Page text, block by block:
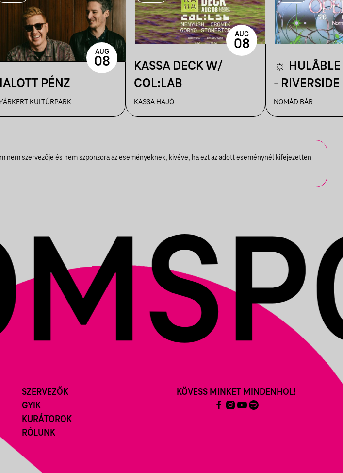
PÉNZ
KULTÚRPARK
AUG
08
KASSA DECK W/
COL:LAB
KASSA HAJÓ
AUG
08
☼ HULÅBLE
- RIVERSIDE
☼
NOMÁD BÁR
szervezője és nem szponzora az eseményeknek, kivéve, ha ezt az adott eseménynél kifejezetten
SZERVEZŐK
GYIK
KURÁTOROK
RÓLUNK
KÖVESS MINKET MINDENHOL!